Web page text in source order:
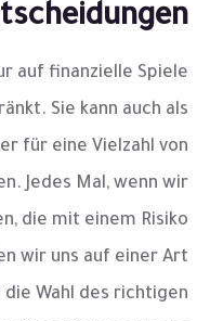
auf finanzielle Spiele
Sie kann auch als
für eine Vielzahl von
Jedes Mal, wenn wir
die mit einem Risiko
wir uns auf einer Art
die Wahl des richtigen